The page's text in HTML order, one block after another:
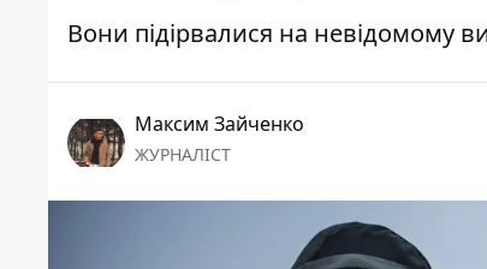
Вони підірвалися на невідомому
Максим Зайченко
ЖУРНАЛІСТ